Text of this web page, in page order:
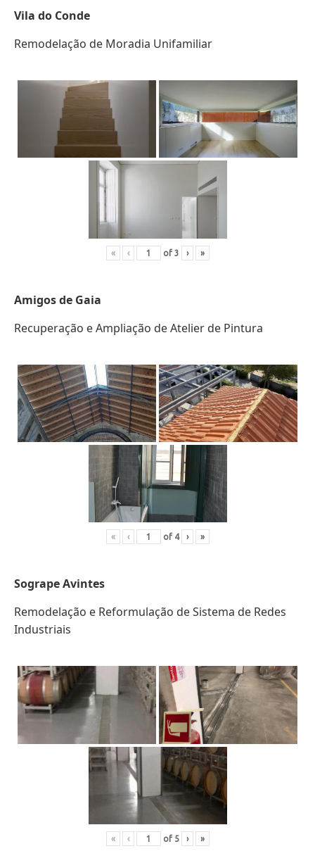
Vila do Conde
Remodelação de Moradia Unifamiliar
« ‹ of 3 › »
Amigos de Gaia
Recuperação e Ampliação de Atelier de Pintura
« ‹ of 4 › »
Sogrape Avintes
Remodelação e Reformulação de Sistema de Redes
Industriais
« ‹ of 5 › »